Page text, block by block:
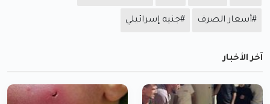
#أسعار الصرف #جنيه إسرائيلي
آخر الأخبار